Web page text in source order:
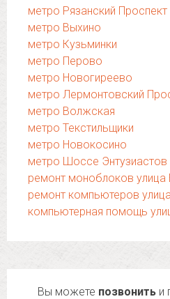
метро Рязанский Проспект
метро Выхино
метро Кузьминки
метро Перово
метро Новогиреево
метро Лермонтовский
метро Волжская
метро Текстильщики
метро Новокосино
метро Шоссе Энтузиастов
ремонт моноблоков улица
ремонт компьютеров
компьютерная помощь
Вы можете позвонить и